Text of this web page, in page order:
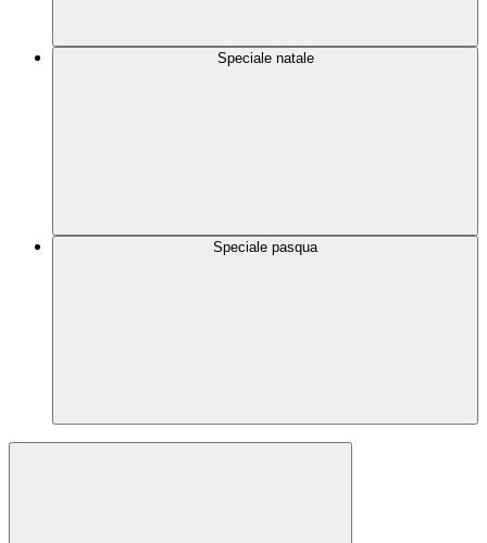
Speciale natale
Speciale pasqua